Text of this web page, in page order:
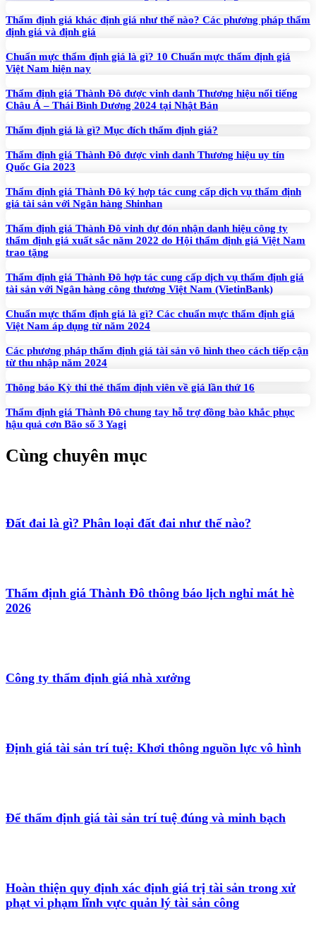
Thẩm định giá khác định giá như thế nào? Các phương pháp thẩm
định giá và định giá
Chuẩn mực thẩm định giá là gì? 10 Chuẩn mực thẩm định giá
Việt Nam hiện nay
Thẩm định giá Thành Đô được vinh danh Thương hiệu nổi tiếng
Châu Á – Thái Bình Dương 2024 tại Nhật Bản
Thẩm định giá là gì? Mục đích thẩm định giá?
Thẩm định giá Thành Đô được vinh danh Thương hiệu uy tín
Quốc Gia 2023
Thẩm định giá Thành Đô ký hợp tác cung cấp dịch vụ thẩm định
giá tài sản với Ngân hàng Shinhan
Thẩm định giá Thành Đô vinh dự đón nhận danh hiệu công ty
thẩm định giá xuất sắc năm 2022 do Hội thẩm định giá Việt Nam
trao tặng
Thẩm định giá Thành Đô hợp tác cung cấp dịch vụ thẩm định giá
tài sản với Ngân hàng công thương Việt Nam (VietinBank)
Chuẩn mực thẩm định giá là gì? Các chuẩn mực thẩm định giá
Việt Nam áp dụng từ năm 2024
Các phương pháp thẩm định giá tài sản vô hình theo cách tiếp cận
từ thu nhập năm 2024
Thông báo Kỳ thi thẻ thẩm định viên về giá lần thứ 16
Thẩm định giá Thành Đô chung tay hỗ trợ đồng bào khắc phục
hậu quả cơn Bão số 3 Yagi
Cùng chuyên mục
Đất đai là gì? Phân loại đất đai như thế nào?
Thẩm định giá Thành Đô thông báo lịch nghỉ mát hè
2026
Công ty thẩm định giá nhà xưởng
Định giá tài sản trí tuệ: Khơi thông nguồn lực vô hình
Để thẩm định giá tài sản trí tuệ đúng và minh bạch
Hoàn thiện quy định xác định giá trị tài sản trong xử
phạt vi phạm lĩnh vực quản lý tài sản công